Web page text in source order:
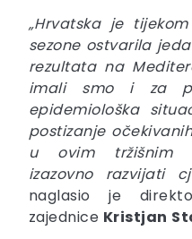
„Hrvatska je
sezone ostvarila
rezultata na
imali smo i za
epidemiološka
postizanje
u ovim tržišnim
izazovno razvijati
naglasio je
zajednice Kristjan